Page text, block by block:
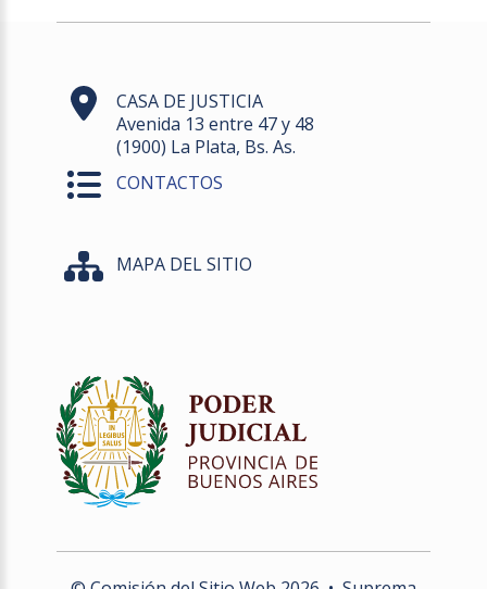
CASA DE JUSTICIA
Avenida 13 entre 47 y 48
(1900) La Plata, Bs. As.
CONTACTOS
MAPA DEL SITIO